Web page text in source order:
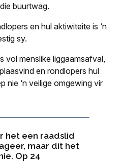
buurtwag.
en hul aktiwiteite is ‘n
sy.
vol menslike liggaamsafval,
en rondlopers hul
nie ‘n veilige omgewing vir
het een raadslid
maar dit het
Op 24